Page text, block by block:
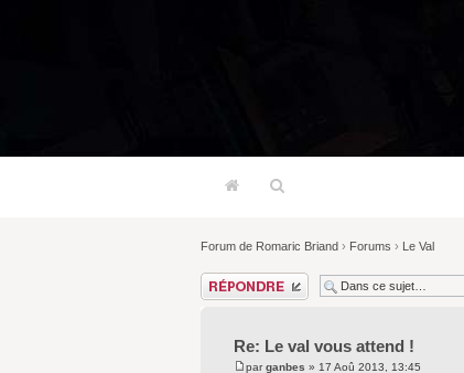
Forum de Romaric Briand › Forums › Le Val
Répondre
Re: Le val vous attend !
parganbes » 17 Aoû 2013, 13:45